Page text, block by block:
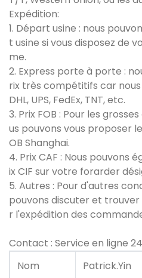
Expédition:
1. Départ usine : nous
t usine si vous disposez de
me.
2. Express porte à porte :
rix très compétitifs car
DHL, UPS, FedEx, TNT, etc.
3. Prix FOB : Pour les
us pouvons vous proposer
OB Shanghai.
4. Prix CAF : Nous pouvons
ix CIF sur votre forarder
5. Autres : Pour d'autres
pouvons discuter et
r l'expédition des
Contact : Service en ligne
Nom
Patrick.Yin